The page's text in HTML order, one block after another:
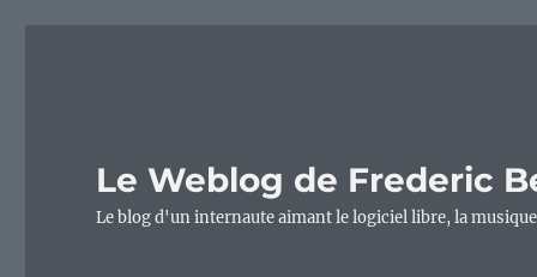
Le Weblog de Frederic
Le blog d'un internaute aimant le logiciel libre, la